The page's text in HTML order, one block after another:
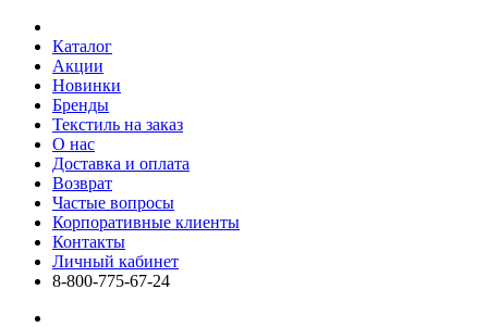
Каталог
Акции
Новинки
Бренды
Текстиль на заказ
О нас
Доставка и оплата
Возврат
Частые вопросы
Корпоративные клиенты
Контакты
Личный кабинет
8-800-775-67-24